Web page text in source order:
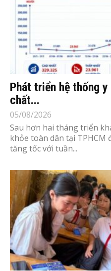
Phát triển hệ thống
chất...
05/08/2026
Sau hơn hai tháng triển
khỏe toàn dân tại TPHCM
tăng tốc với tuần...